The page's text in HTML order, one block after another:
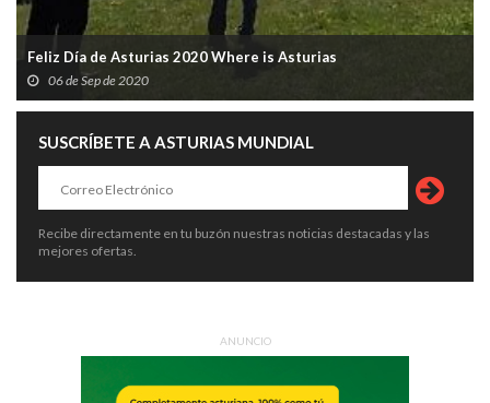
Feliz Día de Asturias 2020 Where is Asturias
06 de Sep de 2020
SUSCRÍBETE A ASTURIAS MUNDIAL
Recibe directamente en tu buzón nuestras noticias destacadas y las
mejores ofertas.
ANUNCIO